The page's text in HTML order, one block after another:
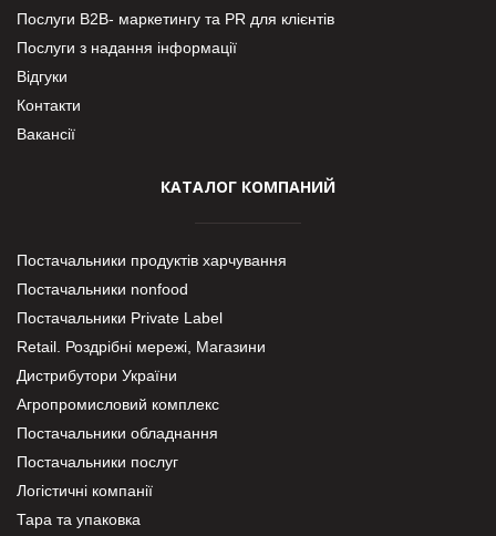
Послуги В2В- маркетингу та PR для клієнтів
Послуги з надання інформації
Відгуки
Контакти
Вакансії
КАТАЛОГ КОМПАНИЙ
Постачальники продуктів харчування
Постачальники nonfood
Постачальники Private Label
Retail. Роздрібні мережі, Магазини
Дистрибутори України
Агропромисловий комплекс
Постачальники обладнання
Постачальники послуг
Логістичні компанії
Тара та упаковка